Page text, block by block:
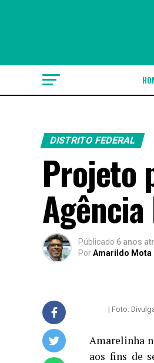
DISTRITO FEDERAL
Projeto
Públicado 6 anos
PorAmarildo Mota
| Foto:
Amarelinha
aos fins de